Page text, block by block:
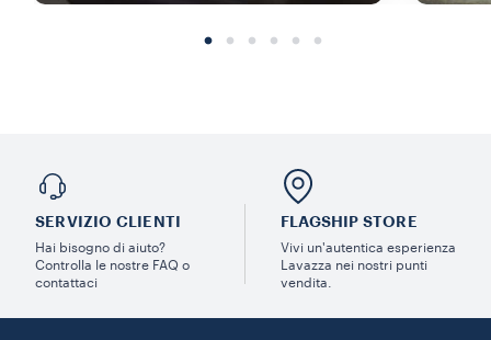
SERVIZIO CLIENTI​
Hai bisogno di aiuto?​
Controlla le nostre FAQ o
contattaci
FLAGSHIP STORE
Vivi un'autentica esperienza
Lavazza nei nostri punti
vendita.